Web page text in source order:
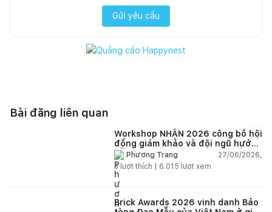
Gửi yêu cầu
Bài đăng liên quan
Workshop NHẬN 2026 công bố hội
đồng giám khảo và đội ngũ hướng
dẫn giàu kinh nghiệm quốc tế
Phương Trang
27/06/2026,
3lượt thích | 6.015 lượt xem
Brick Awards 2026 vinh danh Bảo